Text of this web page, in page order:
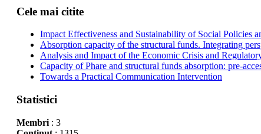
Cele mai citite
Impact Effectiveness and Sustainability of Social Policies
Absorption capacity of the structural funds. Integrating
Analysis and Impact of the Economic Crisis and
Capacity of Phare and structural funds absorption: pre-
Towards a Practical Communication Intervention
Statistici
Membri: 3